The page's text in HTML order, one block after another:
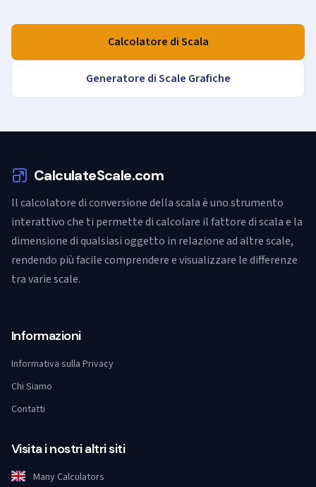
Calcolatore di Scala
Generatore di Scale Grafiche
CalculateScale.com
Il calcolatore di conversione della scala è uno strumento
interattivo che ti permette di calcolare il fattore di scala e la
dimensione di qualsiasi oggetto in relazione ad altre scale,
rendendo più facile comprendere e visualizzare le differenze
tra varie scale.
Informazioni
Informativa sulla Privacy
Chi Siamo
Contatti
Visita i nostri altri siti
Many Calculators